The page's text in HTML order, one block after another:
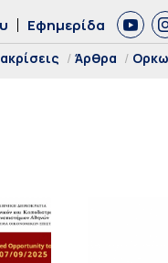
Εφημερίδα
Άρθρα